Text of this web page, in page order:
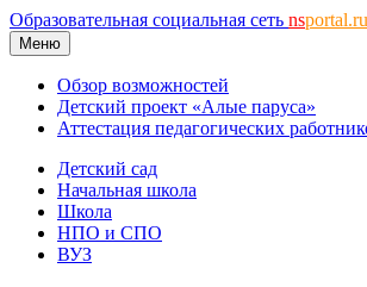
Образовательная социальная сеть nsportal.ru
Меню
Обзор возможностей
Детский проект «Алые паруса»
Аттестация педагогических
Детский сад
Начальная школа
Школа
НПО и СПО
ВУЗ